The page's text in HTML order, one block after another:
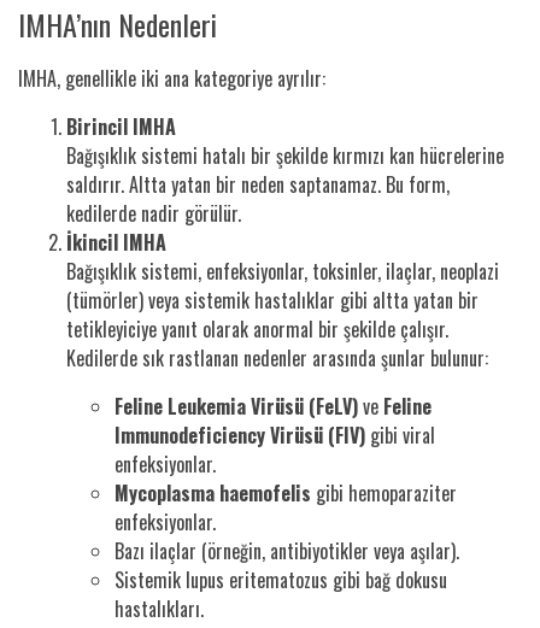
IMHA’nın Nedenleri
IMHA, genellikle iki ana kategoriye ayrılır:
Birincil IMHA
Bağışıklık sistemi hatalı bir şekilde kırmızı kan hücrelerine
saldırır. Altta yatan bir neden saptanamaz. Bu form,
kedilerde nadir görülür.
İkincil IMHA
Bağışıklık sistemi, enfeksiyonlar, toksinler, ilaçlar, neoplazi
(tümörler) veya sistemik hastalıklar gibi altta yatan bir
tetikleyiciye yanıt olarak anormal bir şekilde çalışır.
Kedilerde sık rastlanan nedenler arasında şunlar bulunur:
Feline Leukemia Virüsü (FeLV)ve Feline
Immunodeficiency Virüsü (FIV) gibi viral
enfeksiyonlar.
Mycoplasma haemofelis gibi hemoparaziter
enfeksiyonlar.
Bazı ilaçlar (örneğin, antibiyotikler veya aşılar).
Sistemik lupus eritematozus gibi bağ dokusu
hastalıkları.